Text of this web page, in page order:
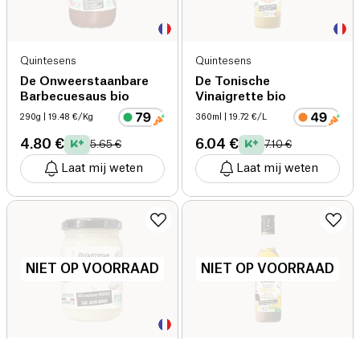
Quintesens
De Onweerstaanbare
Barbecuesaus bio
290g | 19.48 €/Kg
4.80 € 5.65 €
Laat mij weten
Quintesens
De Tonische
Vinaigrette bio
360ml | 19.72 €/L
6.04 € 7.10 €
Laat mij weten
NIET OP VOORRAAD NIET OP VOORRAAD